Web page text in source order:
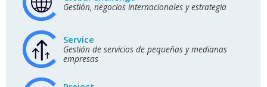
Gestión, negocios internacionales y estrategia
Service
Gestión de servicios de pequeñas y medianas
empresas